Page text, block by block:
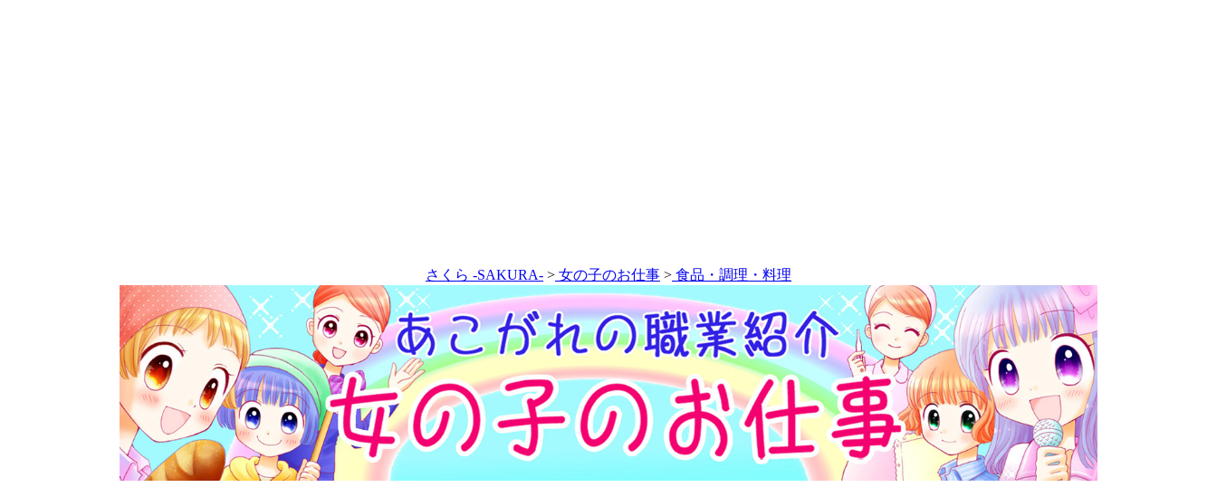
さくら -SAKURA- > 女の子のお仕事 > 食品・調理・料理